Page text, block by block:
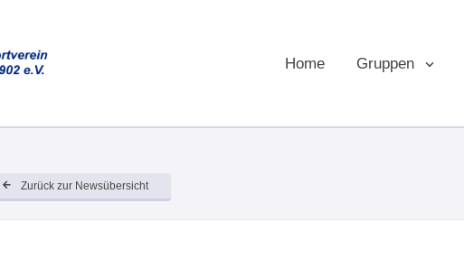
Home Gruppen
Zurück zur Newsübersicht